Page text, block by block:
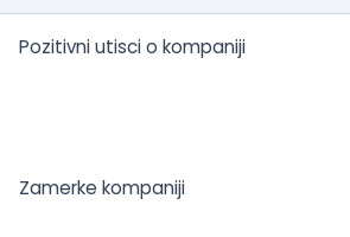
Pozitivni utisci o kompaniji
Zamerke kompaniji